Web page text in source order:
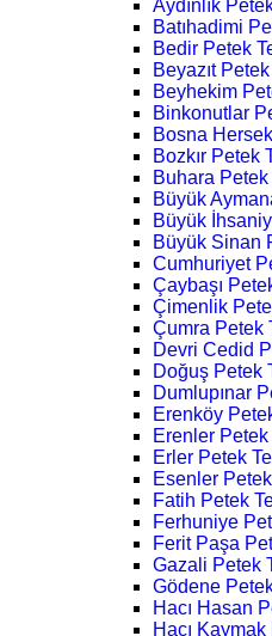
Aydınlık
Batıhadimi
Bedir Petek
Beyazıt
Beyhekim
Binkonutlar
Bosna
Bozkır Petek
Buhara
Büyük
Büyük
Büyük Sinan
Cumhuriyet
Çaybaşı
Çimenlik
Çumra Petek
Devri Cedid
Doğuş Petek
Dumlupınar
Erenköy
Erenler
Erler Petek
Esenler
Fatih Petek
Ferhuniye
Ferit Paşa
Gazali Petek
Gödene
Hacı Hasan
Hacı